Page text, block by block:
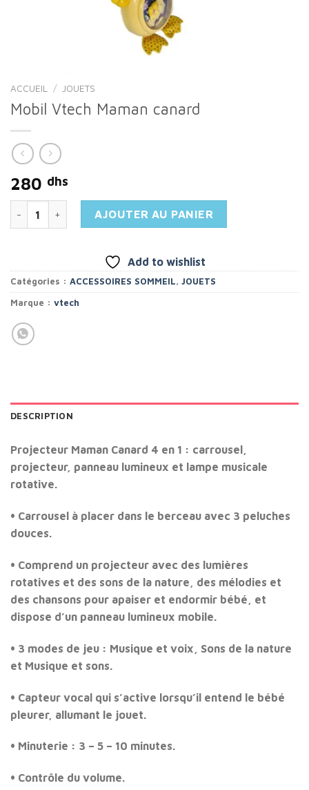
ACCUEIL / JOUETS
Mobil Vtech Maman canard
280 dhs
quantité de Mobil Vtech Maman canard
AJOUTER AU PANIER
Add to wishlist
Catégories : ACCESSOIRES SOMMEIL, JOUETS
Marque : vtech
DESCRIPTION
Projecteur Maman Canard 4 en 1 : carrousel,
projecteur, panneau lumineux et lampe musicale
rotative.
• Carrousel à placer dans le berceau avec 3 peluches
douces.
• Comprend un projecteur avec des lumières
rotatives et des sons de la nature, des mélodies et
des chansons pour apaiser et endormir bébé, et
dispose d’un panneau lumineux mobile.
• 3 modes de jeu : Musique et voix, Sons de la nature
et Musique et sons.
• Capteur vocal qui s’active lorsqu’il entend le bébé
pleurer, allumant le jouet.
• Minuterie : 3 – 5 – 10 minutes.
• Contrôle du volume.